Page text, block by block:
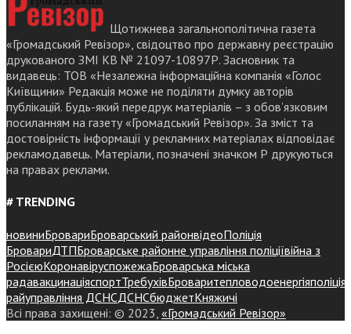
Щотижнева загальнополітична газета
«Громадський Ревізор», свідоцтво про державну реєстрацію
друкованого ЗМІ КВ № 21097-10897Р. Засновник та
видавець: ТОВ «Незалежна інформаційна компанія «Голос
Київщини» Редакція може не поділяти думку авторів
публікацій. Будь-який передрук матеріалів – з обов’язковим
посиланням на газету «Громадський Ревізор». За зміст та
достовірність інформації у рекламних матеріалах відповідає
рекламодавець. Матеріали, позначені значком Р друкуються
на правах реклами.
# TRENDING
новиниБровариБроварський районвідеоПоліція
БровариДТПБроварське районне управління поліціївійна з
РосієюКоронавіруспожежаБроварська міська
радавакцинаціяспортТребухівБроваритепловодоенергіяполіція
райуправління ДСНСДСНСбюджетКняжичі
Всі права захищені: © 2023, «Громадський Ревізор»